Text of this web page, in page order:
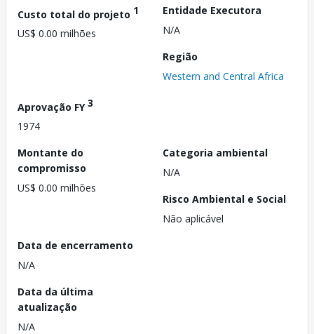
Custo total do projeto 1
US$ 0.00 milhões
Entidade Executora
N/A
Região
Western and Central Africa
Aprovação FY3
1974
Montante do
compromisso
US$ 0.00 milhões
Categoria ambiental
N/A
Risco Ambiental e Social
Não aplicável
Data de encerramento
N/A
Data da última
atualização
N/A